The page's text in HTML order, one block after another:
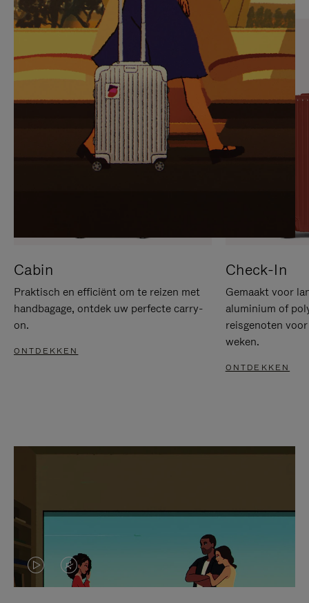
OM
TE
PAUZEREN
UITGESCHAKELD.
DRUK
HIER
OM
HET
DEMPEN
OP
Cabin
Praktisch en efficiënt om te reizen met
handbagage, ontdek uw perfecte carry-
on.
ONTDEKKEN
Check-In
Gemaakt voor
aluminium of
reisgenoten
weken.
ONTDEKKEN
VIDEO
HET